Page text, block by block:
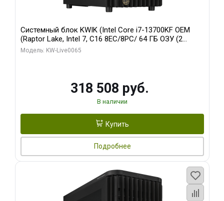
Системный блок KWIK (Intel Core i7-13700KF OEM
(Raptor Lake, Intel 7, C16 8EC/8PC/ 64 ГБ ОЗУ (2
модуля)/ ASUS RTX5080 PROART OC 16GB GDDR7
Модель: KW-Live0065
318 508 руб.
В наличии
Купить
Подробнее